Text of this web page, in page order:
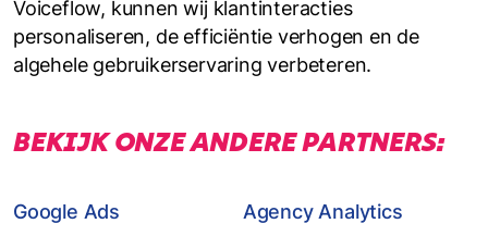
Voiceflow, kunnen wij klantinteracties
personaliseren, de efficiëntie verhogen en de
algehele gebruikerservaring verbeteren.
BEKIJK ONZE ANDERE PARTNERS:
Google Ads
Agency Analytics